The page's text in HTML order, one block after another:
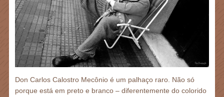
Don Carlos Calostro Mecônio é um palhaço raro. Não só
porque está em preto e branco – diferentemente do colorido